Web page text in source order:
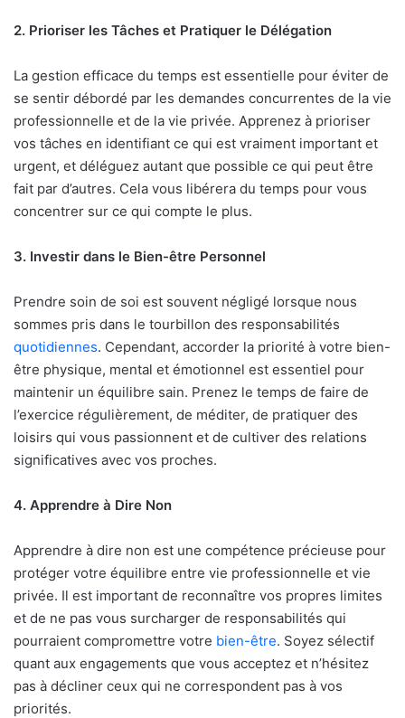
2. Prioriser les Tâches et Pratiquer le Délégation
La gestion efficace du temps est essentielle pour éviter de
se sentir débordé par les demandes concurrentes de la vie
professionnelle et de la vie privée. Apprenez à prioriser
vos tâches en identifiant ce qui est vraiment important et
urgent, et déléguez autant que possible ce qui peut être
fait par d’autres. Cela vous libérera du temps pour vous
concentrer sur ce qui compte le plus.
3. Investir dans le Bien-être Personnel
Prendre soin de soi est souvent négligé lorsque nous
sommes pris dans le tourbillon des responsabilités
quotidiennes. Cependant, accorder la priorité à votre bien-
être physique, mental et émotionnel est essentiel pour
maintenir un équilibre sain. Prenez le temps de faire de
l’exercice régulièrement, de méditer, de pratiquer des
loisirs qui vous passionnent et de cultiver des relations
significatives avec vos proches.
4. Apprendre à Dire Non
Apprendre à dire non est une compétence précieuse pour
protéger votre équilibre entre vie professionnelle et vie
privée. Il est important de reconnaître vos propres limites
et de ne pas vous surcharger de responsabilités qui
pourraient compromettre votre bien-être. Soyez sélectif
quant aux engagements que vous acceptez et n’hésitez
pas à décliner ceux qui ne correspondent pas à vos
priorités.